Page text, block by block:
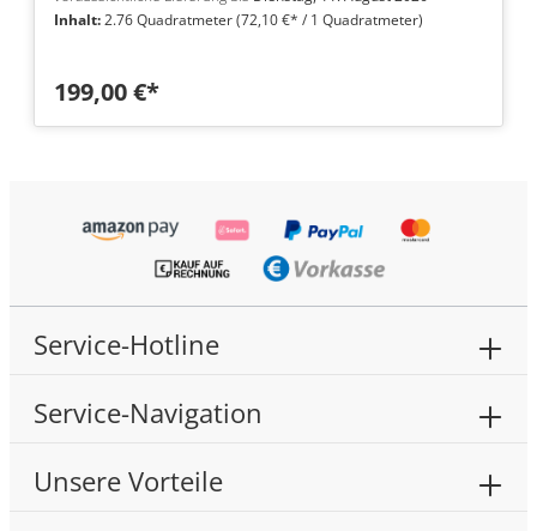
Inhalt:2.76 Quadratmeter(72,10 €* / 1 Quadratmeter)
199,00 €*
Service-Hotline
Service-Navigation
Unsere Vorteile